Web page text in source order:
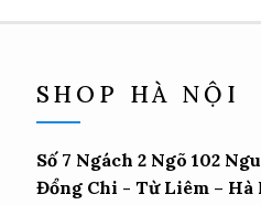
SHOP HÀ NỘI
Số 7 Ngách 2 Ngõ 102
Đổng Chi - Từ Liêm – Hà